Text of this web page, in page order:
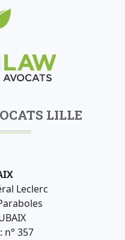
LILLE
Leclerc
n° 357